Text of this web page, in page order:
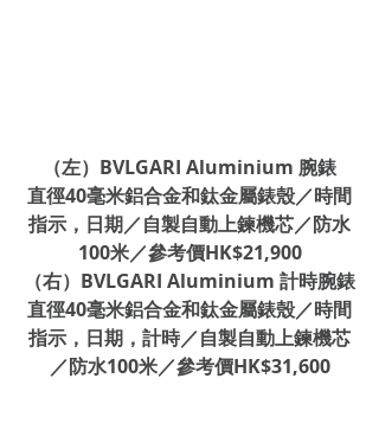
（左）BVLGARI Aluminium 腕錶
直徑40毫米鋁合金和鈦金屬錶殼／時間
指示，日期／自製自動上鍊機芯／防水
100米／參考價HK$21,900
（右）BVLGARI Aluminium 計時腕錶
直徑40毫米鋁合金和鈦金屬錶殼／時間
指示，日期，計時／自製自動上鍊機芯
／防水100米／參考價HK$31,600